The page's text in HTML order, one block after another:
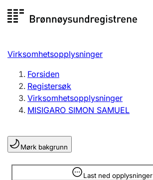
til
Registersøk
Aksjeselskap
Enkeltpersonforetak
Registrere, endre, slette
Lag og forening
Registrere, endre, slette
Virksomhetsopplysninger
Forsiden
Registersøk
Virksomhetsopplysninger
MISIGARO SIMON SAMUEL
Mørk bakgrunn
Last ned opplysninger
Opplysninger er skjult